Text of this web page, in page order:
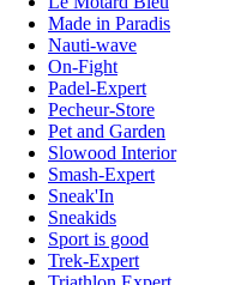
Made in Paradis
Nauti-wave
On-Fight
Padel-Expert
Pecheur-Store
Pet and Garden
Slowood Interior
Smash-Expert
Sneak'In
Sneakids
Sport is good
Trek-Expert